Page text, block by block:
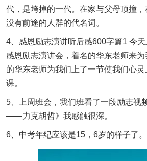
代，是垮掉的一代。在家与父母顶撞
没有前途的人群的代名词。
4、感恩励志演讲听后感600字篇1 今
感恩励志演讲会，着名的华东老师来
的华东老师为我们上了一节使我们心
课。
5、上周班会，我们班看了一段励志视
——力克胡哲》我感触很深。
6、中考年纪应该是15，6岁的样子了。